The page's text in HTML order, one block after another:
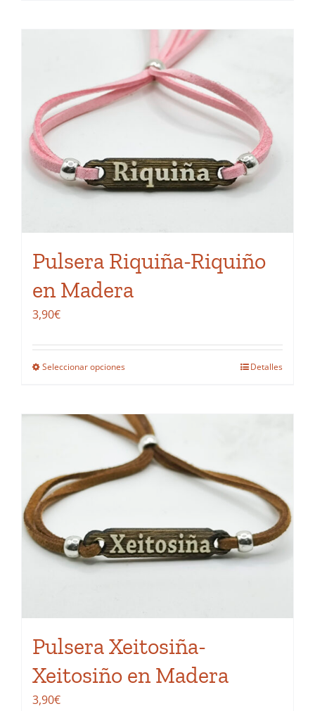
múltiples
variantes.
Las
opciones
elegir
en
producto
Pulsera Riquiña-Riquiño
en Madera
3,90€
Seleccionar opcionesEste
múltiples
variantes.
Las
pueden
elegir
en
producto
Detalles
Pulsera Xeitosiña-
Xeitosiño en Madera
3,90€